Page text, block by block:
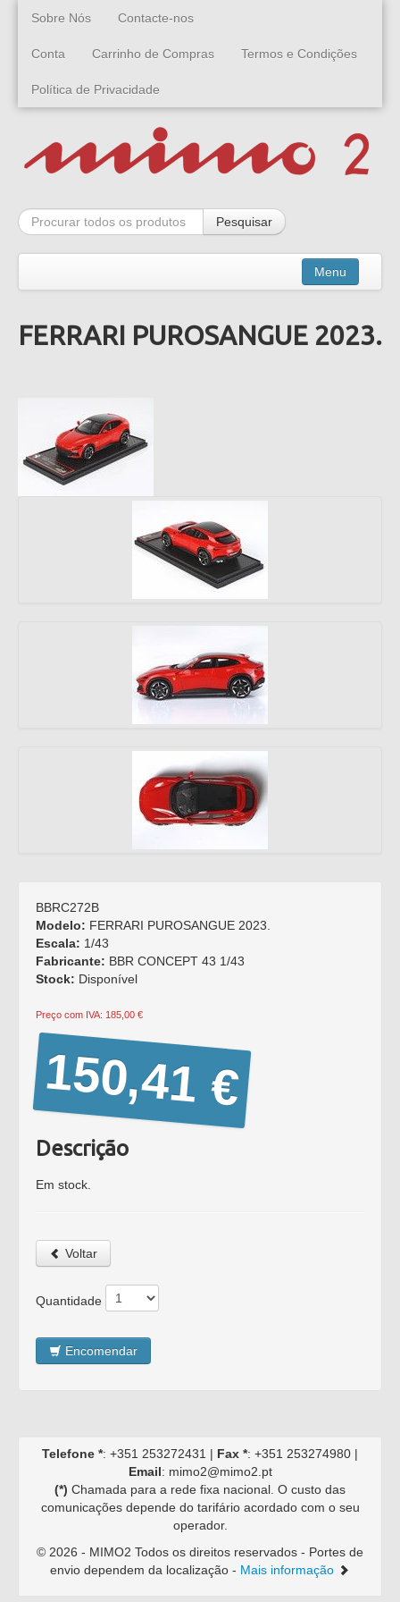
Sobre Nós Contacte-nos
Conta Carrinho de Compras Termos e Condições
Política de Privacidade
Pesquisar
Menu
Kits
Grande Série
Bombeiros
Modelos Raros
RUA CRUZ DE PEDRA 66
marcação.
Telefone *: +351
253272431
(*) Chamada para a rede
fixa nacional. O custo das
comunicações depende do
tarifário acordado com o
FERRARI PUROSANGUE 2023.
BBRC272B
Modelo: FERRARI PUROSANGUE 2023.
Escala: 1/43
Fabricante: BBR CONCEPT 43 1/43
Stock: Disponível
Preço com IVA: 185,00 €
150,41 €
Descrição
Em stock.
Voltar
Quantidade
Encomendar
Telefone *: +351 253272431 | Fax *: +351 253274980 |
Email: mimo2@mimo2.pt
(*) Chamada para a rede fixa nacional. O custo das
comunicações depende do tarifário acordado com o seu
operador.
© 2026 - MIMO2 Todos os direitos reservados - Portes de
envio dependem da localização - Mais informação